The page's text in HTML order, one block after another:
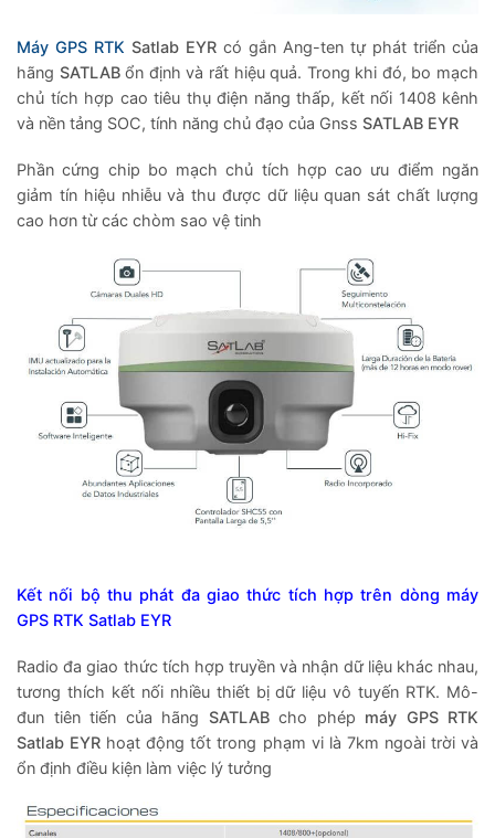
Máy GPS RTK Satlab EYR có gắn Ang-ten tự phát triển của
hãng SATLABổn định và rất hiệu quả. Trong khi đó, bo mạch
chủ tích hợp cao tiêu thụ điện năng thấp, kết nối 1408 kênh
và nền tảng SOC, tính năng chủ đạo của Gnss SATLAB EYR
Phần cứng chip bo mạch chủ tích hợp cao ưu điểm ngăn
giảm tín hiệu nhiễu và thu được dữ liệu quan sát chất lượng
cao hơn từ các chòm sao vệ tinh
Kết nối bộ thu phát đa giao thức tích hợp trên dòng máy
GPS RTK Satlab EYR
Radio đa giao thức tích hợp truyền và nhận dữ liệu khác nhau,
tương thích kết nối nhiều thiết bị dữ liệu vô tuyến RTK. Mô-
đun tiên tiến của hãng SATLAB cho phép máy GPS RTK
Satlab EYR hoạt động tốt trong phạm vi là 7km ngoài trời và
ổn định điều kiện làm việc lý tưởng